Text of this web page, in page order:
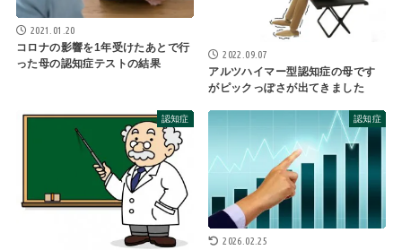
2021.01.20
コロナの影響を1年受けたあとで行
った母の認知症テストの結果
2022.09.07
アルツハイマー型認知症の母です
がピックっぽさが出てきました
認知症 認知症
2026.02.25